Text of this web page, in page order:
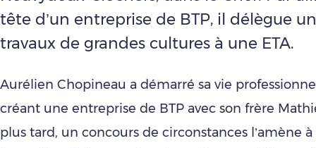
tête d’un entreprise de BTP, il délègue
travaux de grandes cultures à une ETA.
Aurélien Chopineau a démarré sa vie
créant une entreprise de BTP avec son frère
plus tard, un concours de circonstances l’amène à